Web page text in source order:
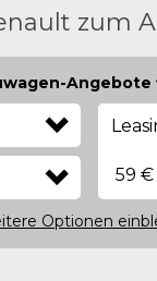
zum
Angebote
59 €
Optionen